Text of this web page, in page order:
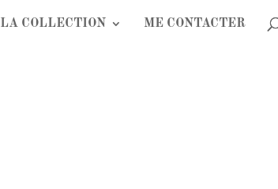
LA COLLECTION ME CONTACTER